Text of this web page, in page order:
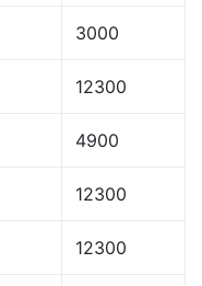
3000
12300
4900
12300
12300